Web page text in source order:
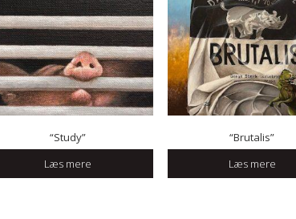
“Study”
Læs mere
“Brutalis”
Læs mere